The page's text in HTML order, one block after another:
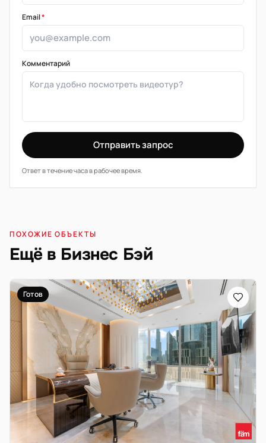
Email*
Комментарий
Отправить запрос
Ответ в течение часа в рабочее время.
ПОХОЖИЕ ОБЪЕКТЫ
Ещё в Бизнес Бэй
Готов